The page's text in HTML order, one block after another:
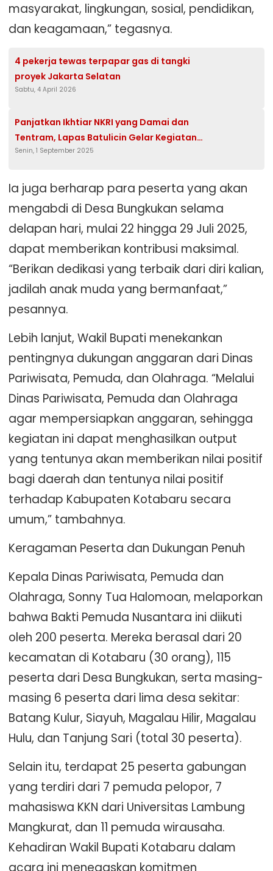
masyarakat, lingkungan, sosial, pendidikan,
dan keagamaan,” tegasnya.
4 pekerja tewas terpapar gas di tangki
proyek Jakarta Selatan
Sabtu, 4 April 2026
Panjatkan Ikhtiar NKRI yang Damai dan
Tentram, Lapas Batulicin Gelar Kegiatan
Doa Bersama
Senin, 1 September 2025
Ia juga berharap para peserta yang akan
mengabdi di Desa Bungkukan selama
delapan hari, mulai 22 hingga 29 Juli 2025,
dapat memberikan kontribusi maksimal.
“Berikan dedikasi yang terbaik dari diri kalian,
jadilah anak muda yang bermanfaat,”
pesannya.
Lebih lanjut, Wakil Bupati menekankan
pentingnya dukungan anggaran dari Dinas
Pariwisata, Pemuda, dan Olahraga. “Melalui
Dinas Pariwisata, Pemuda dan Olahraga
agar mempersiapkan anggaran, sehingga
kegiatan ini dapat menghasilkan output
yang tentunya akan memberikan nilai positif
bagi daerah dan tentunya nilai positif
terhadap Kabupaten Kotabaru secara
umum,” tambahnya.
Keragaman Peserta dan Dukungan Penuh
Kepala Dinas Pariwisata, Pemuda dan
Olahraga, Sonny Tua Halomoan, melaporkan
bahwa Bakti Pemuda Nusantara ini diikuti
oleh 200 peserta. Mereka berasal dari 20
kecamatan di Kotabaru (30 orang), 115
peserta dari Desa Bungkukan, serta masing-
masing 6 peserta dari lima desa sekitar:
Batang Kulur, Siayuh, Magalau Hilir, Magalau
Hulu, dan Tanjung Sari (total 30 peserta).
Selain itu, terdapat 25 peserta gabungan
yang terdiri dari 7 pemuda pelopor, 7
mahasiswa KKN dari Universitas Lambung
Mangkurat, dan 11 pemuda wirausaha.
Kehadiran Wakil Bupati Kotabaru dalam
acara ini menegaskan komitmen